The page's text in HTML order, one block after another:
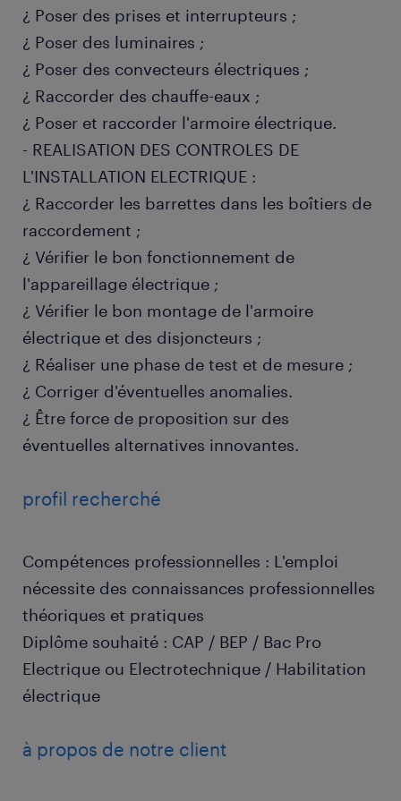
¿ Poser des prises et interrupteurs ;
¿ Poser des luminaires ;
¿ Poser des convecteurs électriques ;
¿ Raccorder des chauffe-eaux ;
¿ Poser et raccorder l'armoire électrique.
- REALISATION DES CONTROLES DE
L'INSTALLATION ELECTRIQUE :
¿ Raccorder les barrettes dans les boîtiers de
raccordement ;
¿ Vérifier le bon fonctionnement de
l'appareillage électrique ;
¿ Vérifier le bon montage de l'armoire
électrique et des disjoncteurs ;
¿ Réaliser une phase de test et de mesure ;
¿ Corriger d'éventuelles anomalies.
¿ Être force de proposition sur des
éventuelles alternatives innovantes.
profil recherché
Compétences professionnelles : L'emploi
nécessite des connaissances professionnelles
théoriques et pratiques
Diplôme souhaité : CAP / BEP / Bac Pro
Electrique ou Electrotechnique / Habilitation
électrique
à propos de notre client